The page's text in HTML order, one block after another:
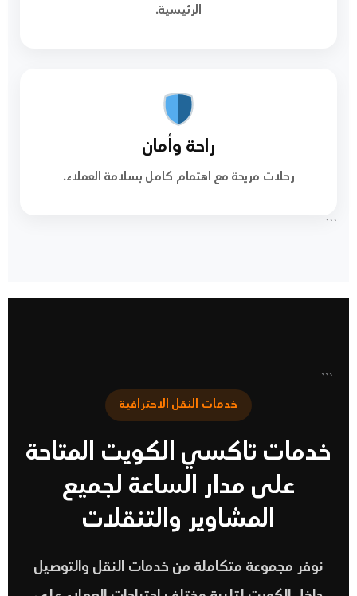
الرئيسية.
راحة وأمان
رحلات مريحة مع اهتمام كامل بسلامة العملاء.
```
```
خدمات النقل الاحترافية
خدمات تاكسي الكويت المتاحة
على مدار الساعة لجميع
المشاوير والتنقلات
نوفر مجموعة متكاملة من خدمات النقل والتوصيل